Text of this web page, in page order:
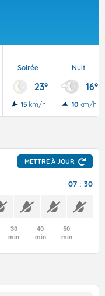
Soirée
23°
15 km/h
Nuit
16°
10 km/h
METTRE À JOUR
07 : 30
30
min
40
min
50
min